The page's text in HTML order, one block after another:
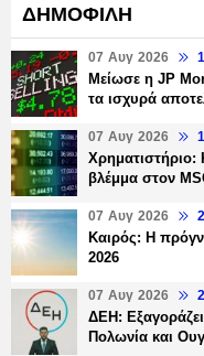
ΔΗΜΟΦΙΛΗ
07 Αυγ 2026
Μείωσε η JP
τα ισχυρά
07 Αυγ 2026
Χρηματιστήριο:
βλέμμα στον
07 Αυγ 2026
Καιρός: Η
2026
07 Αυγ 2026
ΔΕΗ:
Πολωνία και